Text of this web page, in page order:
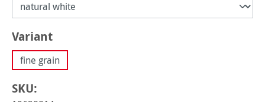
Sélectionnez
Variant
fine grain
SKU: